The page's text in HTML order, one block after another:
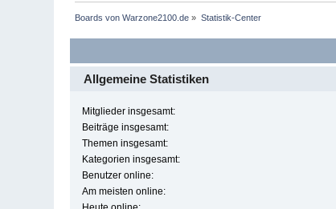
Boards von Warzone2100.de » Statistik-Center
Allgemeine Statistiken
Mitglieder insgesamt:
Beiträge insgesamt:
Themen insgesamt:
Kategorien insgesamt:
Benutzer online:
Am meisten online: